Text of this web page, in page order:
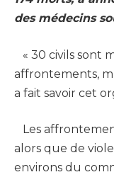
des médecins
« 30 civils sont
affrontements,
a fait savoir cet
Les
alors que de
environs du